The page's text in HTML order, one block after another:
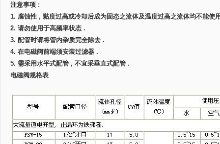
注意事项 :
1. 腐蚀性 , 黏度过高或冷却后成为固态之流体及温度过高之流体均不能使
2. 请勿使用于高频率状态 .
3. 配管时请将管内杂质完全除去 .
4. 在电磁阀前端须安装过滤器 .
5. 需采用水平式配管 , 不宜采垂直式配管 .
电磁阀规格表